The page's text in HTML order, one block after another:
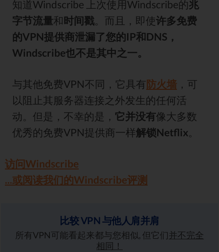
知道Windscribe 上次使用Windscribe的兆
字节流量和时间戳。而且，即使许多免费
的VPN提供商泄漏了您的IP和DNS，
Windscribe也不是其中之一。
与其他免费VPN不同，它具有防火墙 ，可
以阻止其服务器连接之外发生的任何活
动。但是，不幸的是， 它并没有像大多数
优秀的免费VPN提供商一样解锁Netflix。
访问Windscribe
...或阅读我们的Windscribe评测
比较 VPN 与他人肩并肩
所有VPN可能看起来都与您相似, 但它们并不完全
相同！